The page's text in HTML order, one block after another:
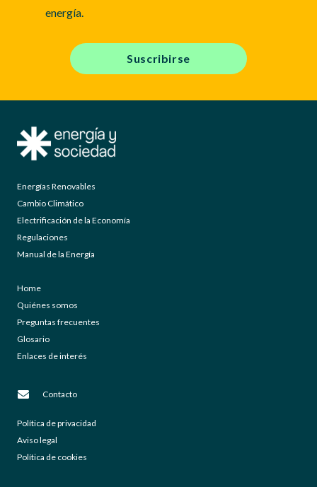
energía.
Suscribirse
Energías Renovables
Cambio Climático
Electrificación de la Economía
Regulaciones
Manual de la Energía
Home
Quiénes somos
Preguntas frecuentes
Glosario
Enlaces de interés
Contacto
Política de privacidad
Aviso legal
Política de cookies